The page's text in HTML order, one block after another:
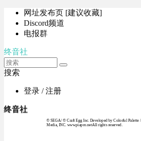
网址发布页 [建议收藏]
Discord频道
电报群
终音社
搜索
登录 / 注册
终音社
© SEGA / © Craft Egg Inc. Developed by Colorful Palette
Media, INC. www.piapro.netAll rights reserved.